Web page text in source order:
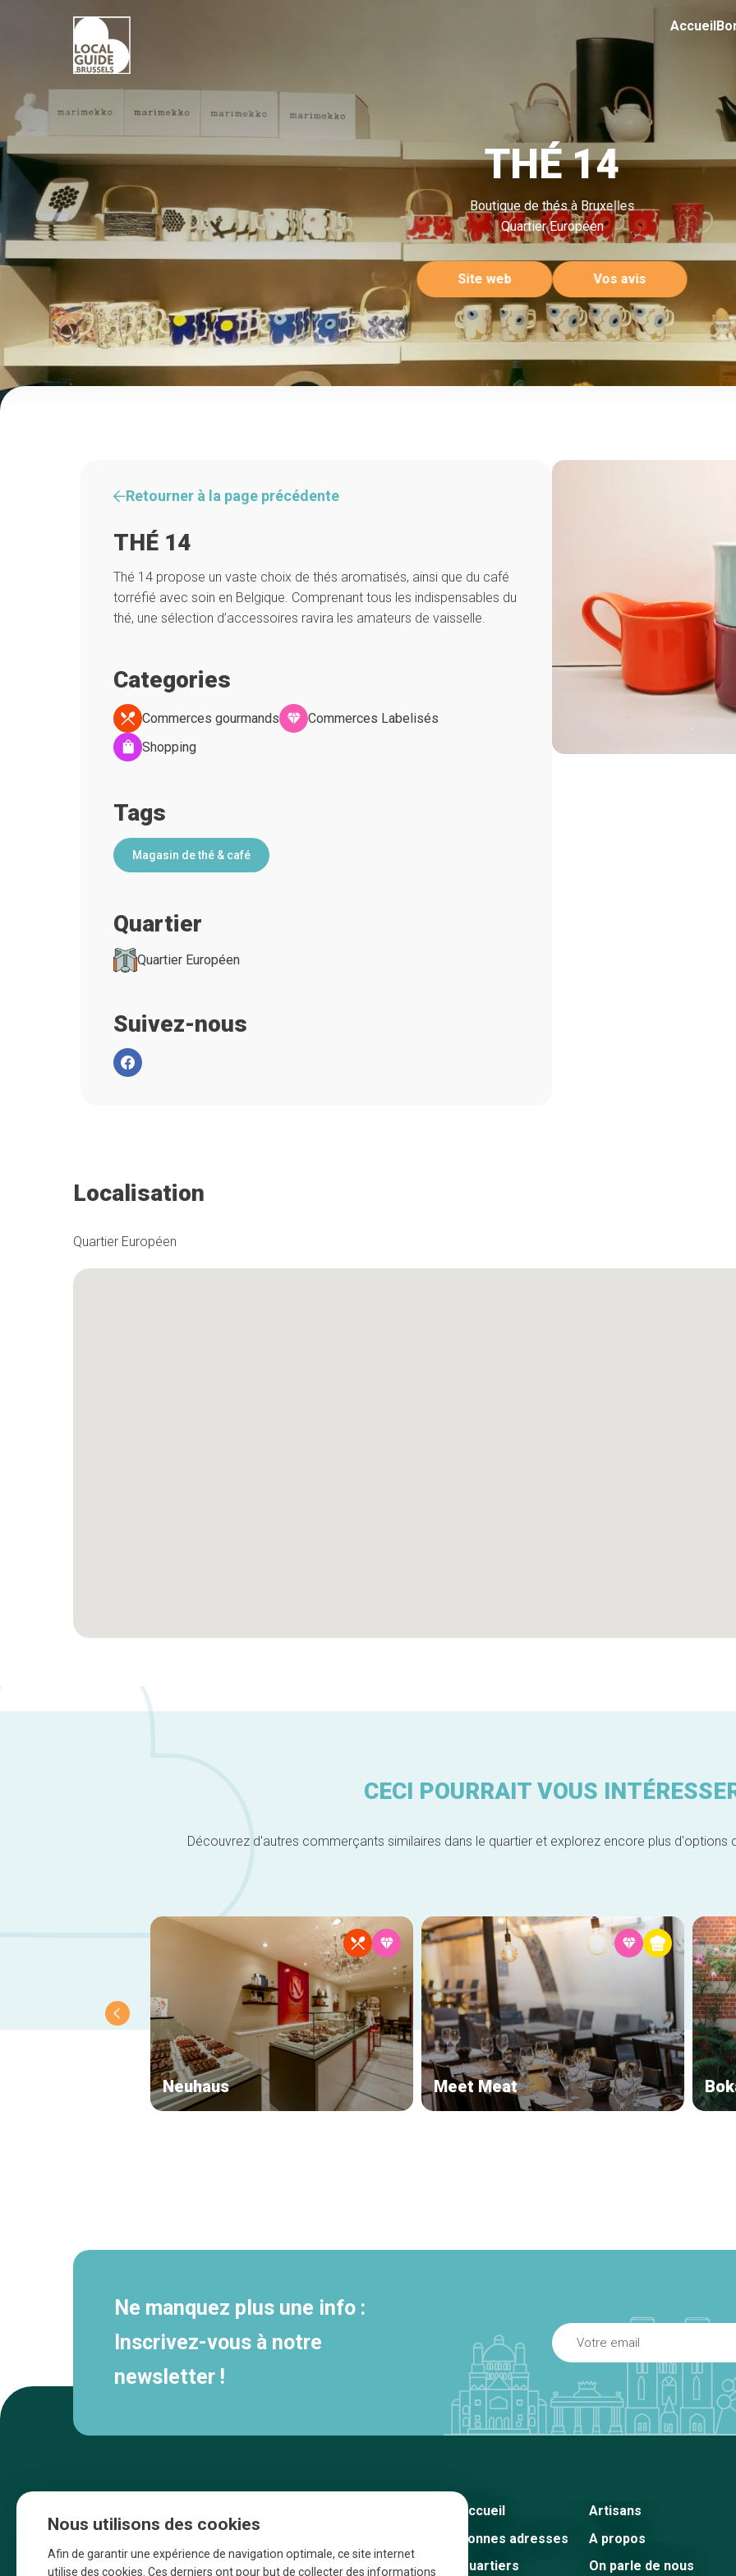
Accueil
THÉ 14
Boutique de thés à Bruxelles
Quartier Européen
Site web Vos avis
Retourner à la page précédente
THÉ 14
Thé 14 propose un vaste choix de thés aromatisés, ainsi que du café
torréfié avec soin en Belgique. Comprenant tous les indispensables du
thé, une sélection d’accessoires ravira les amateurs de vaisselle.
Categories
Commerces gourmands
Commerces Labelisés
Shopping
Tags
Magasin de thé & café
Quartier
Quartier Européen
Suivez-nous
Localisation
Quartier Européen
CECI POURRAIT VOUS
Découvrez d'autres commerçants similaires dans le quartier et explorez encore plus d'options
Neuhaus Meet Meat
Ne manquez plus une info :
Inscrivez-vous à notre
newsletter !
Accueil
Bonnes adresses
Quartiers
Artisans
A propos
On parle de nous
Nous utilisons des cookies
Afin de garantir une expérience de navigation optimale, ce site internet
utilise des cookies. Ces derniers ont pour but de collecter des informations